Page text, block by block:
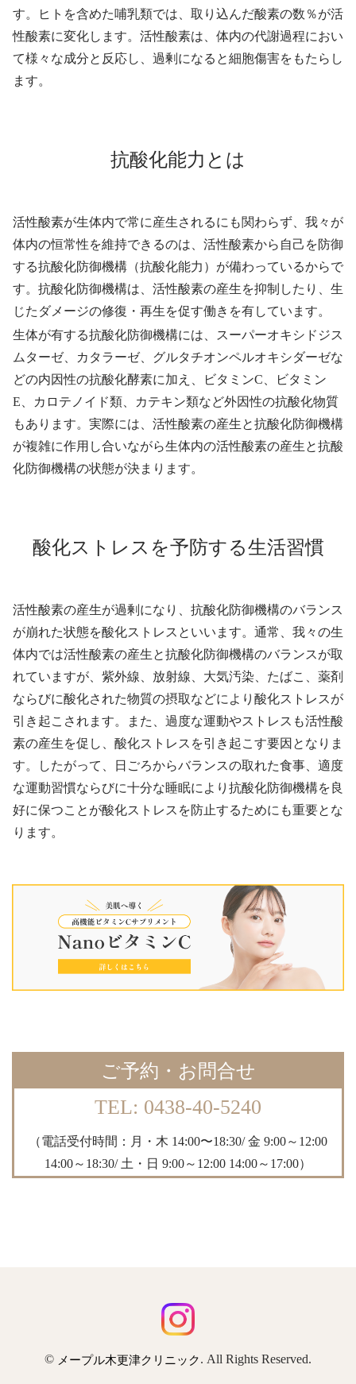
す。ヒトを含めた哺乳類では、取り込んだ酸素の数％が活
性酸素に変化します。活性酸素は、体内の代謝過程におい
て様々な成分と反応し、過剰になると細胞傷害をもたらし
ます。
抗酸化能力とは
活性酸素が生体内で常に産生されるにも関わらず、我々が
体内の恒常性を維持できるのは、活性酸素から自己を防御
する抗酸化防御機構（抗酸化能力）が備わっているからで
す。抗酸化防御機構は、活性酸素の産生を抑制したり、生
じたダメージの修復・再生を促す働きを有しています。
生体が有する抗酸化防御機構には、スーパーオキシドジス
ムターゼ、カタラーゼ、グルタチオンペルオキシダーゼな
どの内因性の抗酸化酵素に加え、ビタミンC、ビタミン
E、カロテノイド類、カテキン類など外因性の抗酸化物質
もあります。実際には、活性酸素の産生と抗酸化防御機構
が複雑に作用し合いながら生体内の活性酸素の産生と抗酸
化防御機構の状態が決まります。
酸化ストレスを予防する生活習慣
活性酸素の産生が過剰になり、抗酸化防御機構のバランス
が崩れた状態を酸化ストレスといいます。通常、我々の生
体内では活性酸素の産生と抗酸化防御機構のバランスが取
れていますが、紫外線、放射線、大気汚染、たばこ、薬剤
ならびに酸化された物質の摂取などにより酸化ストレスが
引き起こされます。また、過度な運動やストレスも活性酸
素の産生を促し、酸化ストレスを引き起こす要因となりま
す。したがって、日ごろからバランスの取れた食事、適度
な運動習慣ならびに十分な睡眠により抗酸化防御機構を良
好に保つことが酸化ストレスを防止するためにも重要とな
ります。
ご予約・お問合せ
TEL: 0438-40-5240
（電話受付時間：月・木 14:00〜18:30/ 金 9:00～12:00
14:00～18:30/ 土・日 9:00～12:00 14:00～17:00）
© メープル木更津クリニック. All Rights Reserved.